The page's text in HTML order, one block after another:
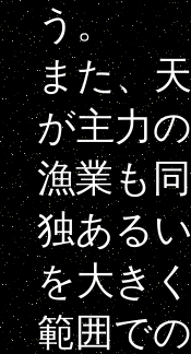
う。
また、
が主力
漁業も
独ある
を大き
範囲で